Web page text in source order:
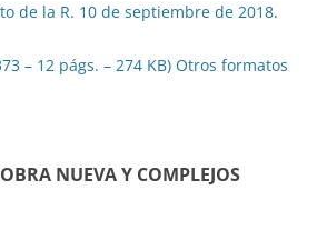
de la R. 10 de septiembre de 2018.
– 12 págs. – 274 KB) Otros formatos
NUEVA Y COMPLEJOS